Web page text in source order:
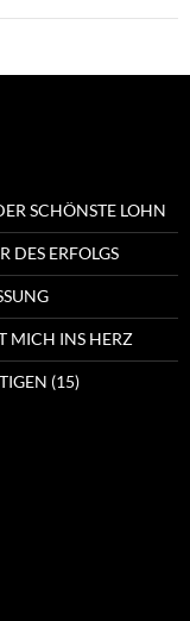
SCHÖNSTE LOHN
DES ERFOLGS
MICH INS HERZ
(15)